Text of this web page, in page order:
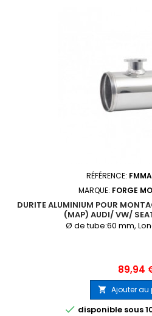
RÉFÉRENCE:
MARQUE: FORGE
DURITE ALUMINIUM POUR
(MAP) AUDI/ VW/
Ø de tube:60 mm,
Prix
89,94
 Ajouter au
 disponible sous